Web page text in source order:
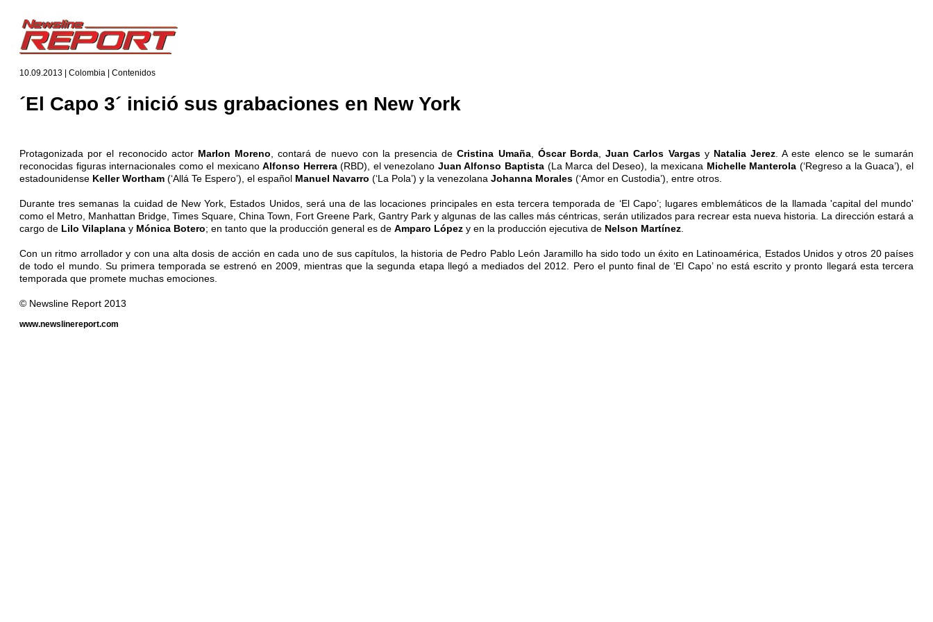
10.09.2013 | Colombia | Contenidos
´El Capo 3´ inició sus grabaciones en New York
Protagonizada por el reconocido actor Marlon Moreno , contará de nuevo con la presencia deCristina Umaña, Óscar Borda ,Juan Carlos Vargasy Natalia Jerez . A este elenco se le sumarán
reconocidas figuras internacionales como el mexicanoAlfonso Herrera(RBD), el venezolano Juan Alfonso Baptista (La Marca del Deseo), la mexicana Michelle Manterola (‘Regreso a la Guaca’), el
estadounidense Keller Wortham (‘Allá Te Espero’), el español Manuel Navarro (‘La Pola’) y la venezolana Johanna Morales (‘Amor en Custodia’), entre otros.
Durante tres semanas la cuidad de New York, Estados Unidos, será una de las locaciones principales en esta tercera temporada de ‘El Capo’; lugares emblemáticos de la llamada 'capital del mundo'
como el Metro, Manhattan Bridge, Times Square, China Town, Fort Greene Park, Gantry Park y algunas de las calles más céntricas, serán utilizados para recrear esta nueva historia. La dirección estará a
cargo de Lilo Vilaplana y Mónica Botero; en tanto que la producción general es de Amparo López y en la producción ejecutiva de Nelson Martínez
Con un ritmo arrollador y con una alta dosis de acción en cada uno de sus capítulos, la historia de Pedro Pablo León Jaramillo ha sido todo un éxito en Latinoamérica, Estados Unidos y otros 20 países
de todo el mundo. Su primera temporada se estrenó en 2009, mientras que la segunda etapa llegó a mediados del 2012. Pero el punto final de ‘El Capo’ no está escrito y pronto llegará esta tercera
temporada que promete muchas emociones.
© Newsline Report 2013
www.newslinereport.com